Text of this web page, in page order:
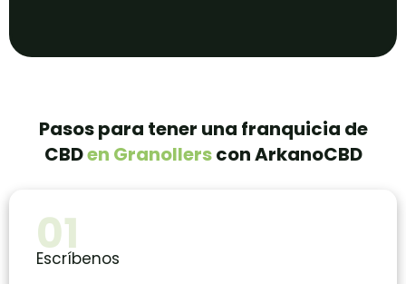
Pasos para tener una franquicia de
CBDen Granollerscon ArkanoCBD
01
Escríbenos